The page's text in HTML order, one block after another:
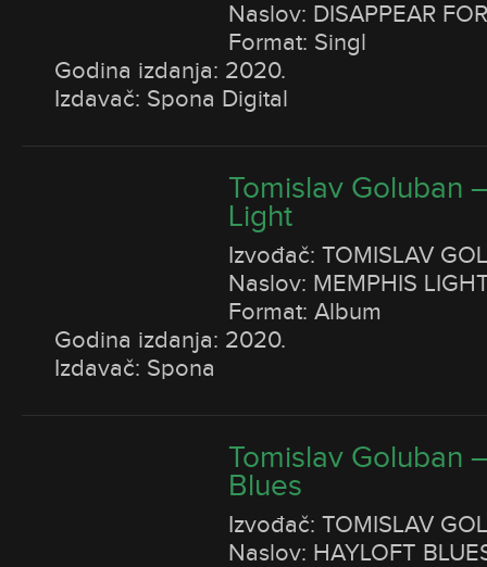
Naslov: DISAPPEAR
Format: Singl
Godina izdanja: 2020.
Izdavač: Spona Digital
Tomislav Goluban
Light
Izvođač: TOMISLAV
Naslov: MEMPHIS
Format: Album
Godina izdanja: 2020.
Izdavač: Spona
Tomislav Goluban
Blues
Izvođač: TOMISLAV
Naslov: HAYLOFT